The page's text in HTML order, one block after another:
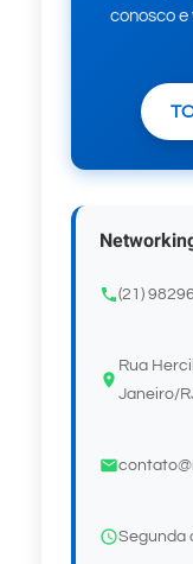
conosco e
(21)
Rua
Janeiro/
Segunda